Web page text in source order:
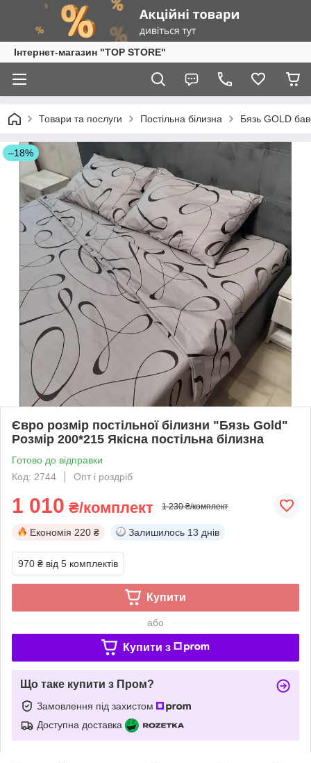
Інтернет-магазин "TOP STORE"
Товари та послуги Постільна білизна Бязь GOLD
–18%
Євро розмір постільної білизни "Бязь Gold"
Розмір 200*215 Якісна постільна білизна
Готово до відправки
Код: 2744
Опт і роздріб
1 010 ₴/комплект 1 230 ₴/комплект
Економія 220 ₴ Залишилось 13 днів
970 ₴ від 5 комплектів
Купити
або
Купити з
Що таке купити з Пром?
Замовлення під захистом
Доступна доставка